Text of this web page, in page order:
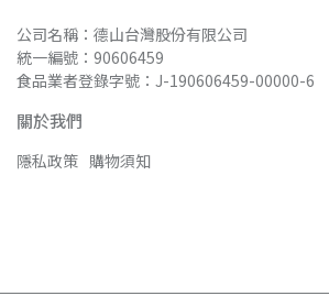
公司名稱：德山台灣股份有限公司
統一編號：90606459
食品業者登錄字號：J-190606459-00000-6
關於我們
隱私政策 購物須知